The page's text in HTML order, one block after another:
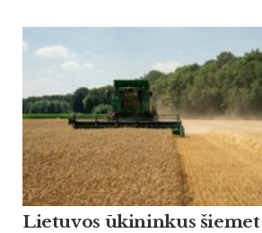
Lietuvos ūkininkus šiemet